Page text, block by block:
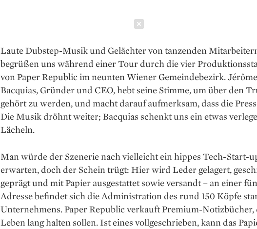
Laute Dubstep-Musik und Gelächter von tanzenden
begrüßen uns während einer Tour durch die vier
von Paper Republic im neunten Wiener Gemeindebezirk. Jérôme
Bacquias, Gründer und CEO, hebt seine Stimme, um über den
gehört zu werden, und macht darauf aufmerksam, dass die
Die Musik dröhnt weiter; Bacquias schenkt uns ein etwas
Lächeln.
Man würde der Szenerie nach vielleicht ein hippes Tech-Start-
erwarten, doch der Schein trügt: Hier wird Leder gelagert,
geprägt und mit Papier ausgestattet sowie versandt – an einer
Adresse befindet sich die Administration des rund 150 Köpfe
Unternehmens. Paper Republic verkauft Premium-Notizbücher,
Leben lang halten sollen. Ist eines vollgeschrieben, kann das